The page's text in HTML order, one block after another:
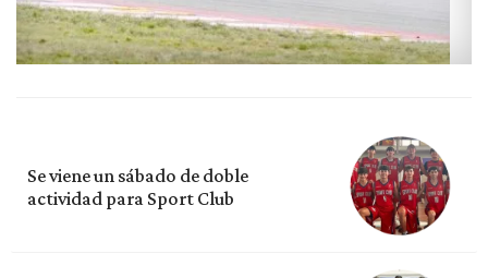
Se viene un sábado de doble
actividad para Sport Club